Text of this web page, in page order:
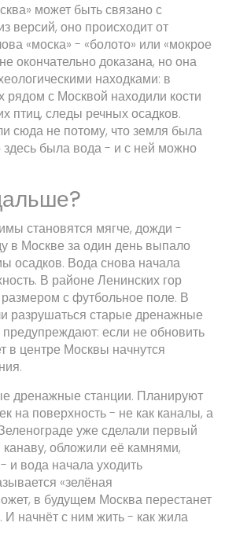
может быть связано с
версий, оно происходит от
«моска» - «болото» или «мокрое
окончательно доказана, но она
находками: в
рядом с Москвой находили кости
птиц, следы речных осадков.
сюда не потому, что земля была
здесь была вода - и с ней можно
становятся мягче, дожди -
в Москве за один день выпало
осадков. Вода снова начала
В районе Ленинских гор
с футбольное поле. В
разрушаться старые дренажные
если не обновить
в центре Москвы начнутся
дренажные станции. Планируют
на поверхность - не как каналы, а
уже сделали первый
обложили её камнями,
и вода начала уходить
«зелёная
в будущем Москва перестанет
И начнёт с ним жить - как жила